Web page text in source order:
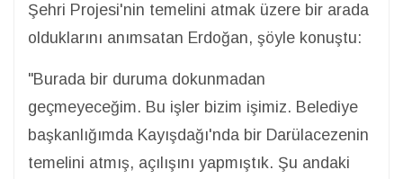
Şehri Projesi'nin temelini atmak üzere bir arada
olduklarını anımsatan Erdoğan, şöyle konuştu:
"Burada bir duruma dokunmadan
geçmeyeceğim. Bu işler bizim işimiz. Belediye
başkanlığımda Kayışdağı'nda bir Darülacezenin
temelini atmış, açılışını yapmıştık. Şu andaki